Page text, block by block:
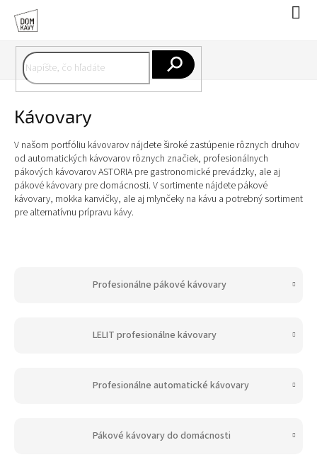
obsah
Kávovary
V našom portfóliu kávovarov nájdete široké zastúpenie rôznych druhov
od automatických kávovarov rôznych značiek, profesionálnych
pákových kávovarov ASTORIA pre gastronomické prevádzky, ale aj
pákové kávovary pre domácnosti. V sortimente nájdete pákové
kávovary, mokka kanvičky, ale aj mlynčeky na kávu a potrebný sortiment
pre alternatívnu prípravu kávy.
Profesionálne pákové kávovary
LELIT profesionálne kávovary
Profesionálne automatické kávovary
Pákové kávovary do domácnosti